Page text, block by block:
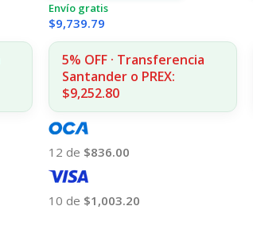
Envío gratis
$9,739.79
5% OFF · Transferencia
Santander o PREX:
$9,252.80
12 de $836.00
10 de $1,003.20